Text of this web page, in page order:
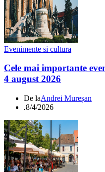
Evenimente si cultura
Cele mai importante
4 august 2026
De laAndrei Mureșan
.8/4/2026